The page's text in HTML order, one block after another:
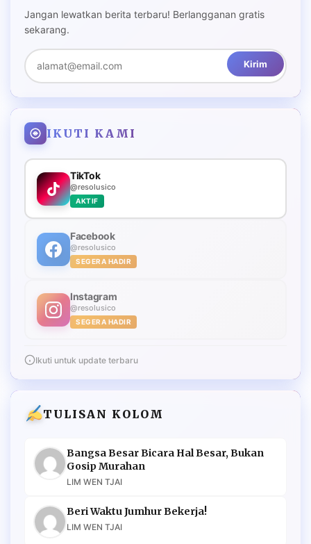
Jangan lewatkan berita terbaru! Berlangganan gratis
sekarang.
Kirim
IKUTI KAMI
TikTok
@resolusico
AKTIF
Facebook
@resolusico
SEGERA HADIR
Instagram
@resolusico
SEGERA HADIR
Ikuti untuk update terbaru
TULISAN KOLOM
Bangsa Besar Bicara Hal Besar, Bukan
Gosip Murahan
LIM WEN TJAI
Beri Waktu Jumhur Bekerja!
LIM WEN TJAI